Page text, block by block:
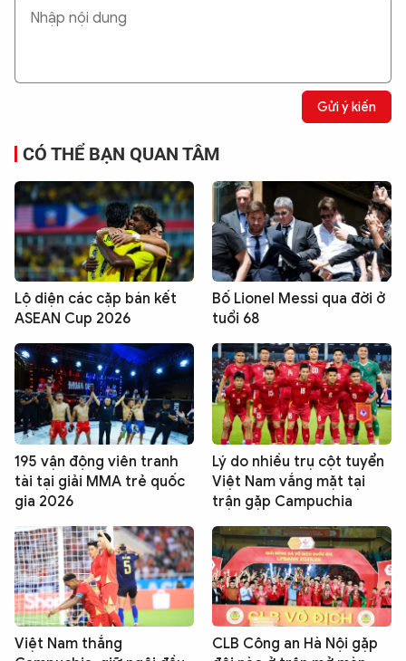
Gửi ý kiến
CÓ THỂ BẠN QUAN TÂM
Lộ diện các cặp bán kết
ASEAN Cup 2026
Bố Lionel Messi qua đời ở
tuổi 68
195 vận động viên tranh
tài tại giải MMA trẻ quốc
gia 2026
Lý do nhiều trụ cột tuyển
Việt Nam vắng mặt tại
trận gặp Campuchia
Việt Nam thắng
CLB Công an Hà Nội gặp